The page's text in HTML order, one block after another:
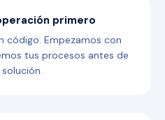
primero
código. Empezamos con
tus procesos antes de